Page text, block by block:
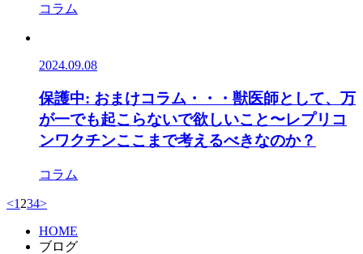
コラム
2024.09.08
保護中: おまけコラム・・・獣医師として、万
が一でも起こらないで欲しいこと〜レプリコ
ンワクチンここまで考えるべきなのか？
コラム
<1 234>
HOME
ブログ